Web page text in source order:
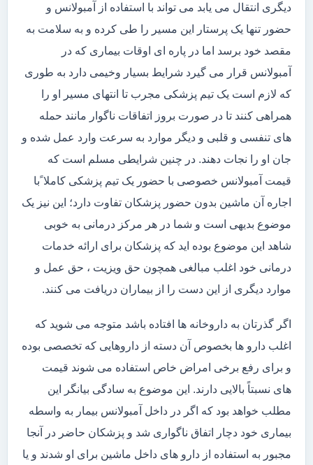
دیگری انتقال می یابد می تواند با استفاده از آمبولانس و
حضور تنها یک پرستار این مسیر را طی کرده و به سلامت به
مقصد خود برسد اما در پاره ای اوقات بیماری که در
آمبولانس قرار می گیرد شرایط بسیار وخیمی دارد به طوری
که لازم است یک تیم پزشکی مجرب تا انتهای مسیر او را
همراهی کنند تا در صورت بروز اتفاقات ناگوار مانند حمله
های تنفسی و قلبی و دیگر موارد به سرعت وارد عمل شده و
جان او را نجات دهند. در چنین شرایطی مسلم است که
قیمت آمبولانس خصوصی با حضور یک تیم پزشکی کاملا ًبا
اجاره آن ماشین بدون حضور پزشکان تفاوت دارد؛ این نیز یک
موضوع بدیهی است و شما در هر مرکز درمانی به خوبی
شاهد این موضوع بوده اید که پزشکان برای ارائه خدمات
درمانی خود اغلب مبالغی همچون حق ویزیت ، حق عمل و
موارد دیگری از این دست را از بیماران دریافت می کنند.
اگر گذرتان به داروخانه ها افتاده باشد متوجه می شوید که
اغلب دارو ها بخصوص آن دسته از داروهایی که تخصصی بوده
و برای رفع برخی امراض خاص استفاده می شوند قیمت
های نسبتاً بالایی دارند. این موضوع به سادگی بیانگر این
مطلب خواهد بود که اگر در داخل آمبولانس بیمار به واسطه
بیماری خود دچار اتفاق ناگواری شد و پزشکان حاضر در آنجا
مجبور به استفاده از دارو های داخل ماشین برای او شدند و یا